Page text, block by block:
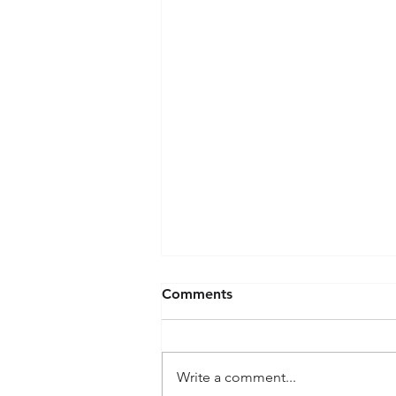
Կոմպրոմիսի չենթարկվող
«Կոմպրոմիս նախատեսված
Comments
Write a comment...